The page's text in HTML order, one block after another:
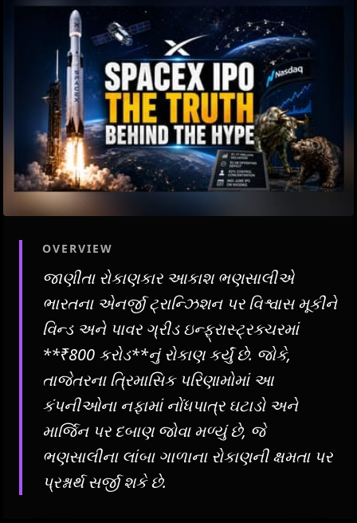
OVERVIEW
જાણીતા રોકાણકાર આકાશ ભણસાલીએ
ભારતના એનર્જી ટ્રાન્ઝિશન પર વિશ્વાસ મૂકીને
વિન્ડ અને પાવર ગ્રીડ ઇન્ફ્રાસ્ટ્રક્ચરમાં
**₹800 કરોડ**નું રોકાણ કર્યું છે. જોકે,
તાજેતરના ત્રિમાસિક પરિણામોમાં આ
કંપનીઓના નફામાં નોંધપાત્ર ઘટાડો અને
માર્જિન પર દબાણ જોવા મળ્યું છે, જે
ભણસાલીના લાંબા ગાળાના રોકાણની ક્ષમતા પર
પ્રશ્નાર્થ સર્જી શકે છે.